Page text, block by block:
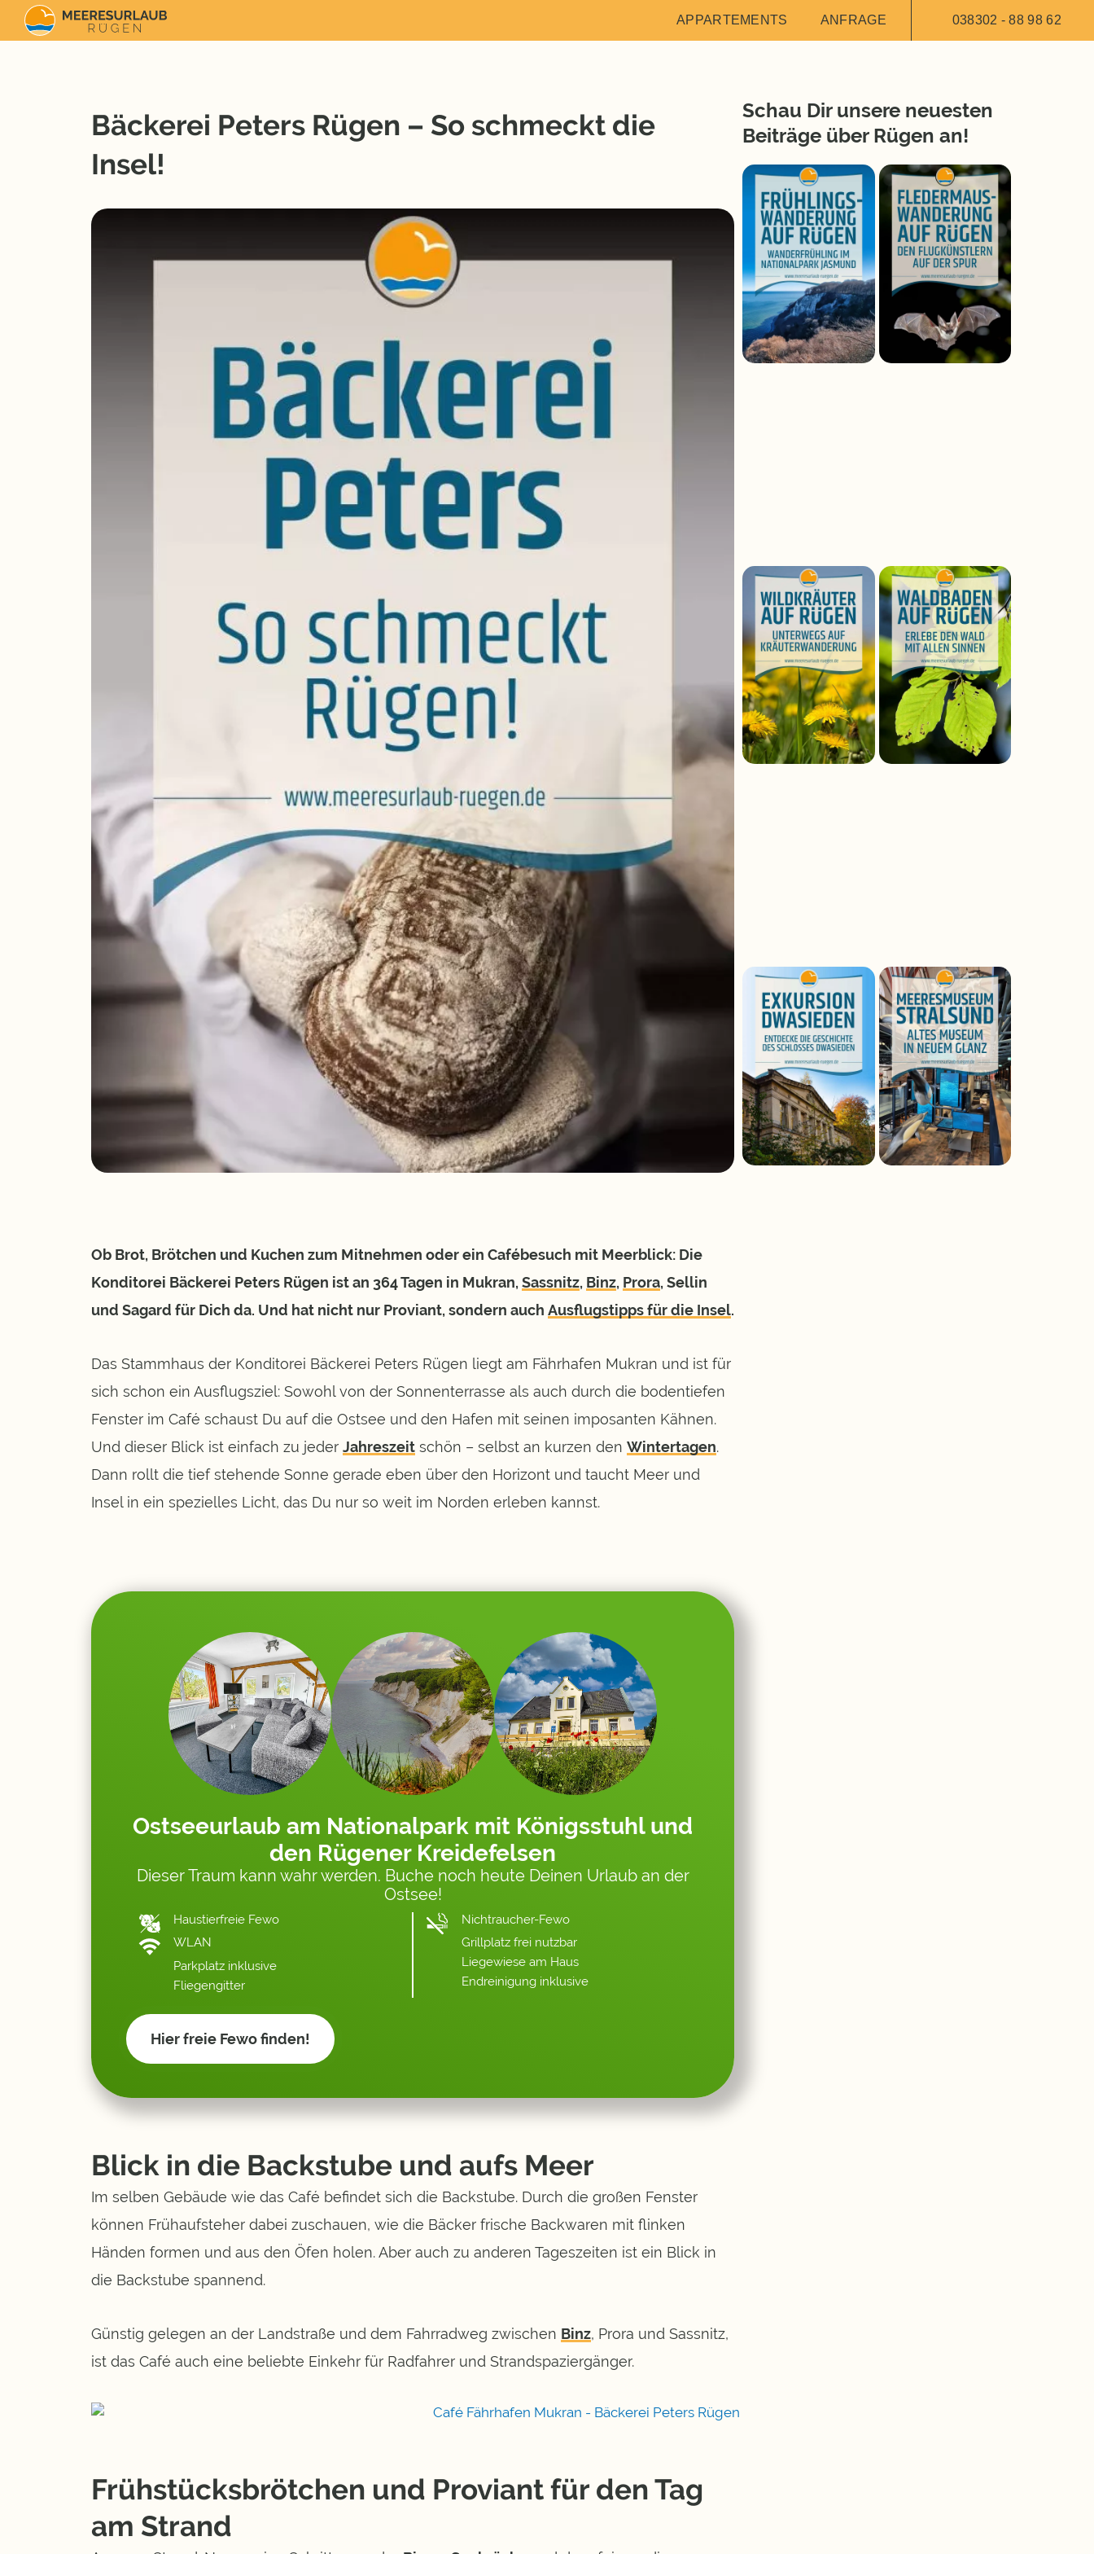
APPARTEMENTS ANFRAGE 038302 - 88 98 62
Bäckerei Peters Rügen – So schmeckt die
Insel!
Ob Brot, Brötchen und Kuchen zum Mitnehmen oder ein Cafébesuch mit Meerblick: Die
Konditorei Bäckerei Peters Rügen ist an 364 Tagen in Mukran,Sassnitz, Binz, Prora, Sellin
und Sagard für Dich da. Und hat nicht nur Proviant, sondern auch Ausflugstipps für die Insel.
Das Stammhaus der Konditorei Bäckerei Peters Rügen liegt am Fährhafen Mukran und ist für
sich schon ein Ausflugsziel: Sowohl von der Sonnenterrasse als auch durch die bodentiefen
Fenster im Café schaust Du auf die Ostsee und den Hafen mit seinen imposanten Kähnen.
Und dieser Blick ist einfach zu jeder Jahreszeit schön – selbst an kurzen den Wintertagen.
Dann rollt die tief stehende Sonne gerade eben über den Horizont und taucht Meer und
Insel in ein spezielles Licht, das Du nur so weit im Norden erleben kannst.
Ostseeurlaub am Nationalpark mit Königsstuhl und
den Rügener Kreidefelsen
Dieser Traum kann wahr werden. Buche noch heute Deinen Urlaub an der
Ostsee!
Haustierfreie Fewo
WLAN
Parkplatz inklusive
Fliegengitter
Nichtraucher-Fewo
Grillplatz frei nutzbar
Liegewiese am Haus
Endreinigung inklusive
Hier freie Fewo finden!
Blick in die Backstube und aufs Meer
Im selben Gebäude wie das Café befindet sich die Backstube. Durch die großen Fenster
können Frühaufsteher dabei zuschauen, wie die Bäcker frische Backwaren mit flinken
Händen formen und aus den Öfen holen. Aber auch zu anderen Tageszeiten ist ein Blick in
die Backstube spannend.
Günstig gelegen an der Landstraße und dem Fahrradweg zwischen Binz, Prora und Sassnitz,
ist das Café auch eine beliebte Einkehr für Radfahrer und Strandspaziergänger.
Frühstücksbrötchen und Proviant für den Tag
am Strand
Schau Dir unsere neuesten
Beiträge über Rügen an!